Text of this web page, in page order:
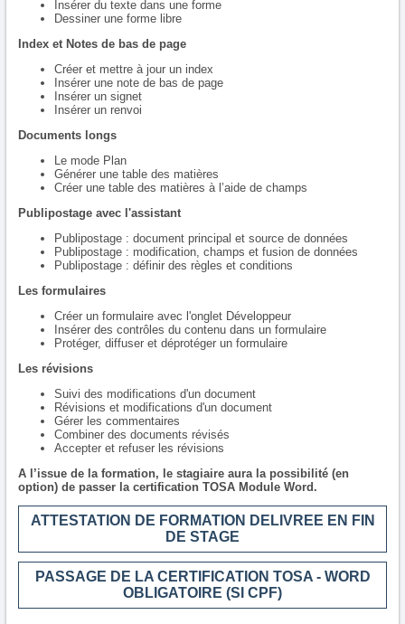
Insérer du texte dans une forme
Dessiner une forme libre
Index et Notes de bas de page
Créer et mettre à jour un index
Insérer une note de bas de page
Insérer un signet
Insérer un renvoi
Documents longs
Le mode Plan
Générer une table des matières
Créer une table des matières à l’aide de champs
Publipostage avec l'assistant
Publipostage : document principal et source de données
Publipostage : modification, champs et fusion de données
Publipostage : définir des règles et conditions
Les formulaires
Créer un formulaire avec l'onglet Développeur
Insérer des contrôles du contenu dans un formulaire
Protéger, diffuser et déprotéger un formulaire
Les révisions
Suivi des modifications d'un document
Révisions et modifications d'un document
Gérer les commentaires
Combiner des documents révisés
Accepter et refuser les révisions
A l’issue de la formation, le stagiaire aura la possibilité (en
option) de passer la certification TOSA Module Word.
ATTESTATION DE FORMATION DELIVREE EN FIN
DE STAGE
PASSAGE DE LA CERTIFICATION TOSA - WORD
OBLIGATOIRE (SI CPF)